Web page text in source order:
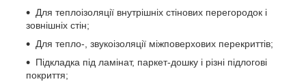
Для теплоізоляції внутрішніх стінових перегородок і
зовнішніх стін;
Для тепло-, звукоізоляції міжповерхових перекриттів;
Підкладка під ламінат, паркет-дошку і різні підлогові
покриття;